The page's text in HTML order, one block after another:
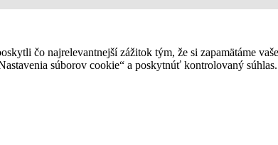
čo najrelevantnejší zážitok tým, že si zapamätáme
súborov cookie“ a poskytnúť kontrolovaný súhlas.